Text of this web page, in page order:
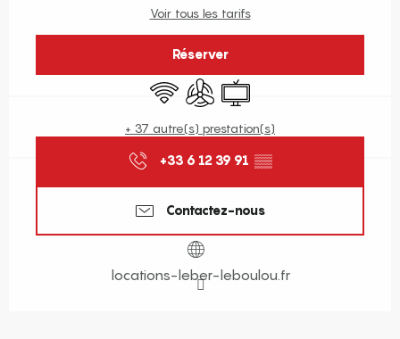
Voir tous les tarifs
Réserver
WiFi Air conditionné
Télévision
+ 37 autre(s) prestation(s)
+33 6 12 39 91 ▒▒
Contactez-nous
locations-leber-leboulou.fr